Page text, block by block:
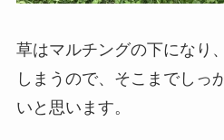
草はマルチングの下になり
しまうので、そこまでしっ
いと思います。